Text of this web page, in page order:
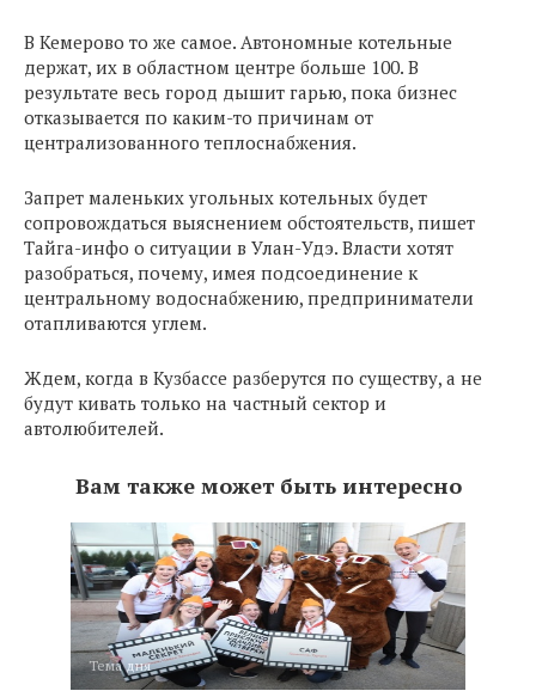
В Кемерово то же самое. Автономные котельные
держат, их в областном центре больше 100. В
результате весь город дышит гарью, пока бизнес
отказывается по каким-то причинам от
централизованного теплоснабжения.
Запрет маленьких угольных котельных будет
сопровождаться выяснением обстоятельств, пишет
Тайга-инфо о ситуации в Улан-Удэ. Власти хотят
разобраться, почему, имея подсоединение к
центральному водоснабжению, предприниматели
отапливаются углем.
Ждем, когда в Кузбассе разберутся по существу, а не
будут кивать только на частный сектор и
автолюбителей.
Вам также может быть интересно
Тема дня